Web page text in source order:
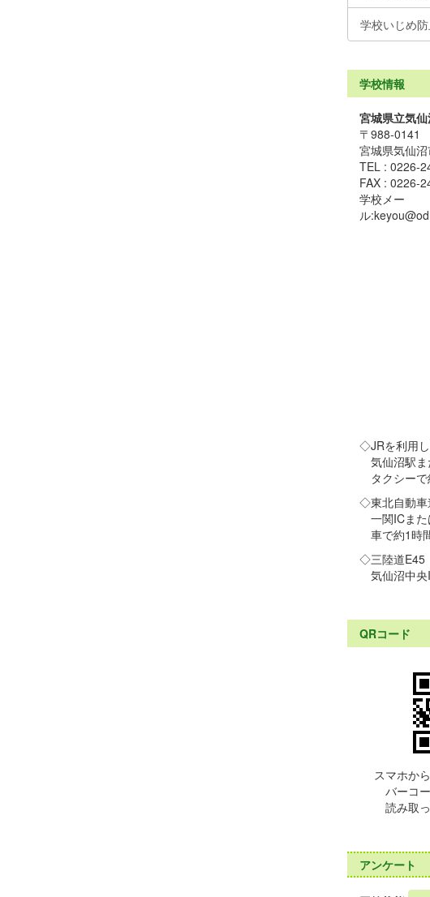
学校いじめ
学校情報
宮城県立気
〒988-0141
宮城県気仙
TEL : 0226-
FAX : 0226-
学校メー
ル
◇JRを利用
気仙沼駅ま
タクシーで
◇東北自動車
一関ICまた
車で約1時
◇三陸道E45
気仙沼中央
QRコード
スマホか
バーコ
読み取
アンケート